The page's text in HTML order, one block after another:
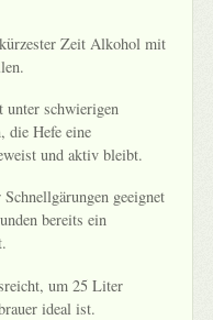
Zeit Alkohol mit
unter schwierigen
die Hefe eine
und aktiv bleibt.
geeignet
bereits ein
um 25 Liter
ideal ist.